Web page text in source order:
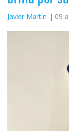
Javier Martín 09